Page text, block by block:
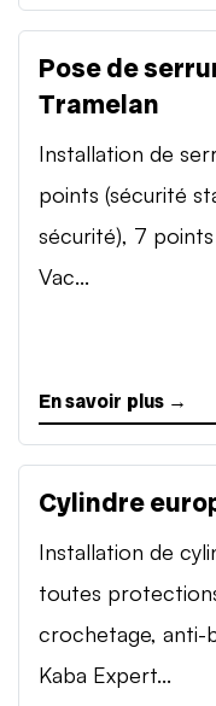
Pose de
Tramelan
Installation de
points (sécurité
sécurité), 7 points
Vac...
En savoir plus →
Cylindre
Installation de
toutes
crochetage, anti-
Kaba Expert...